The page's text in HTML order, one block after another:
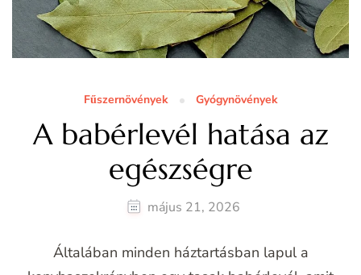
Fűszernövények Gyógynövények
A babérlevél hatása az
egészségre
május 21, 2026
Általában minden háztartásban lapul a